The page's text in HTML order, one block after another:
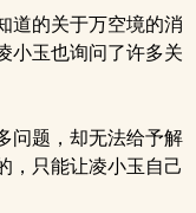
道的关于万空境的消
小玉也询问了许多关
问题，却无法给予解
，只能让凌小玉自己